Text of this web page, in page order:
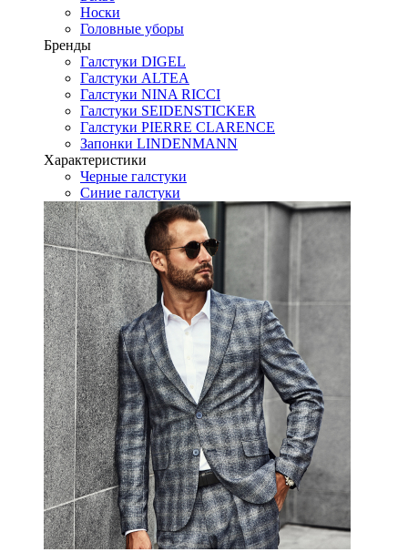
Носки
Головные уборы
Бренды
Галстуки DIGEL
Галстуки ALTEA
Галстуки NINA RICCI
Галстуки SEIDENSTICKER
Галстуки PIERRE CLARENCE
Запонки LINDENMANN
Характеристики
Черные галстуки
Синие галстуки